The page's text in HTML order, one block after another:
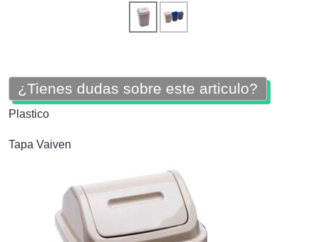
¿Tienes dudas sobre este articulo?
Plastico
Tapa Vaiven